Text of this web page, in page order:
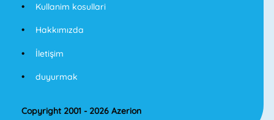
Kullanim kosullari
Hakkımızda
İletişim
duyurmak
Copyright 2001 - 2026 Azerion